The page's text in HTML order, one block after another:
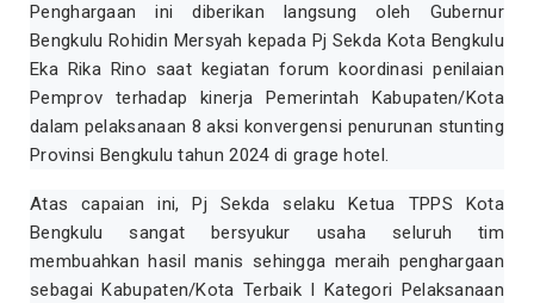
Penghargaan ini diberikan langsung oleh Gubernur
Bengkulu Rohidin Mersyah kepada Pj Sekda Kota Bengkulu
Eka Rika Rino saat kegiatan forum koordinasi penilaian
Pemprov terhadap kinerja Pemerintah Kabupaten/Kota
dalam pelaksanaan 8 aksi konvergensi penurunan stunting
Provinsi Bengkulu tahun 2024 di grage hotel.
Atas capaian ini, Pj Sekda selaku Ketua TPPS Kota
Bengkulu sangat bersyukur usaha seluruh tim
membuahkan hasil manis sehingga meraih penghargaan
sebagai Kabupaten/Kota Terbaik I Kategori Pelaksanaan